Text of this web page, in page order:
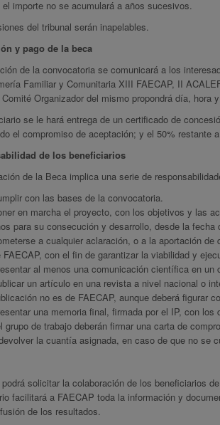
importe no se acumulará a años sucesivos.
del tribunal serán inapelables.
y pago de la beca
de la convocatoria se comunicará a los
Familiar y Comunitaria XIII FAECAP, II
Organizador del mismo propondrá día,
se le hará entrega de un certificado de
el compromiso de aceptación; y el 50% restante
de los beneficiarios
de la Beca implica una serie de
con las bases de la convocatoria.
en marcha el proyecto, con los objetivos y las
para su consecución y desarrollo, desde la
a cualquier aclaración, o a la aportación
FAECAP, con el fin de garantizar la viabilidad y
al menos una comunicación científica en
un artículo en una revista a nivel nacional o
no es de FAECAP, aunque deberá figurar
una memoria final, firmada por el IP, con
grupo de trabajo deberán firmar una carta de
la cuantía asignada, en caso de que no se
solicitar la colaboración de los beneficiarios
facilitará a FAECAP toda la información y
de los resultados.